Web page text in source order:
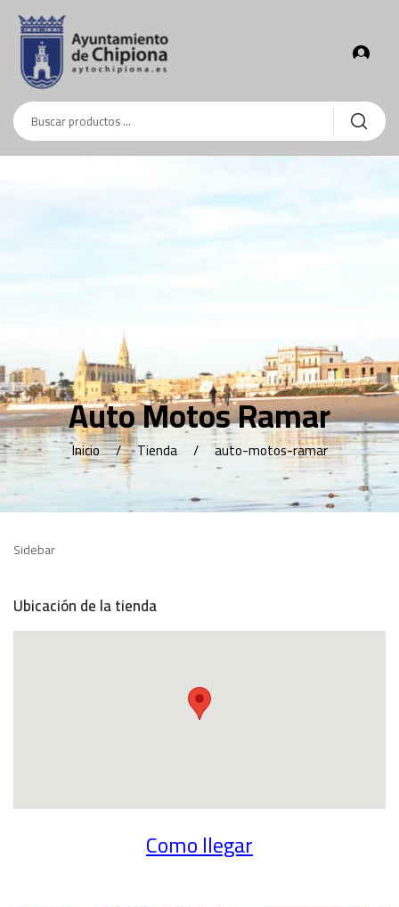
Auto Motos Ramar
Inicio Tienda auto-motos-ramar
Sidebar
Ubicación de la tienda
Como llegar